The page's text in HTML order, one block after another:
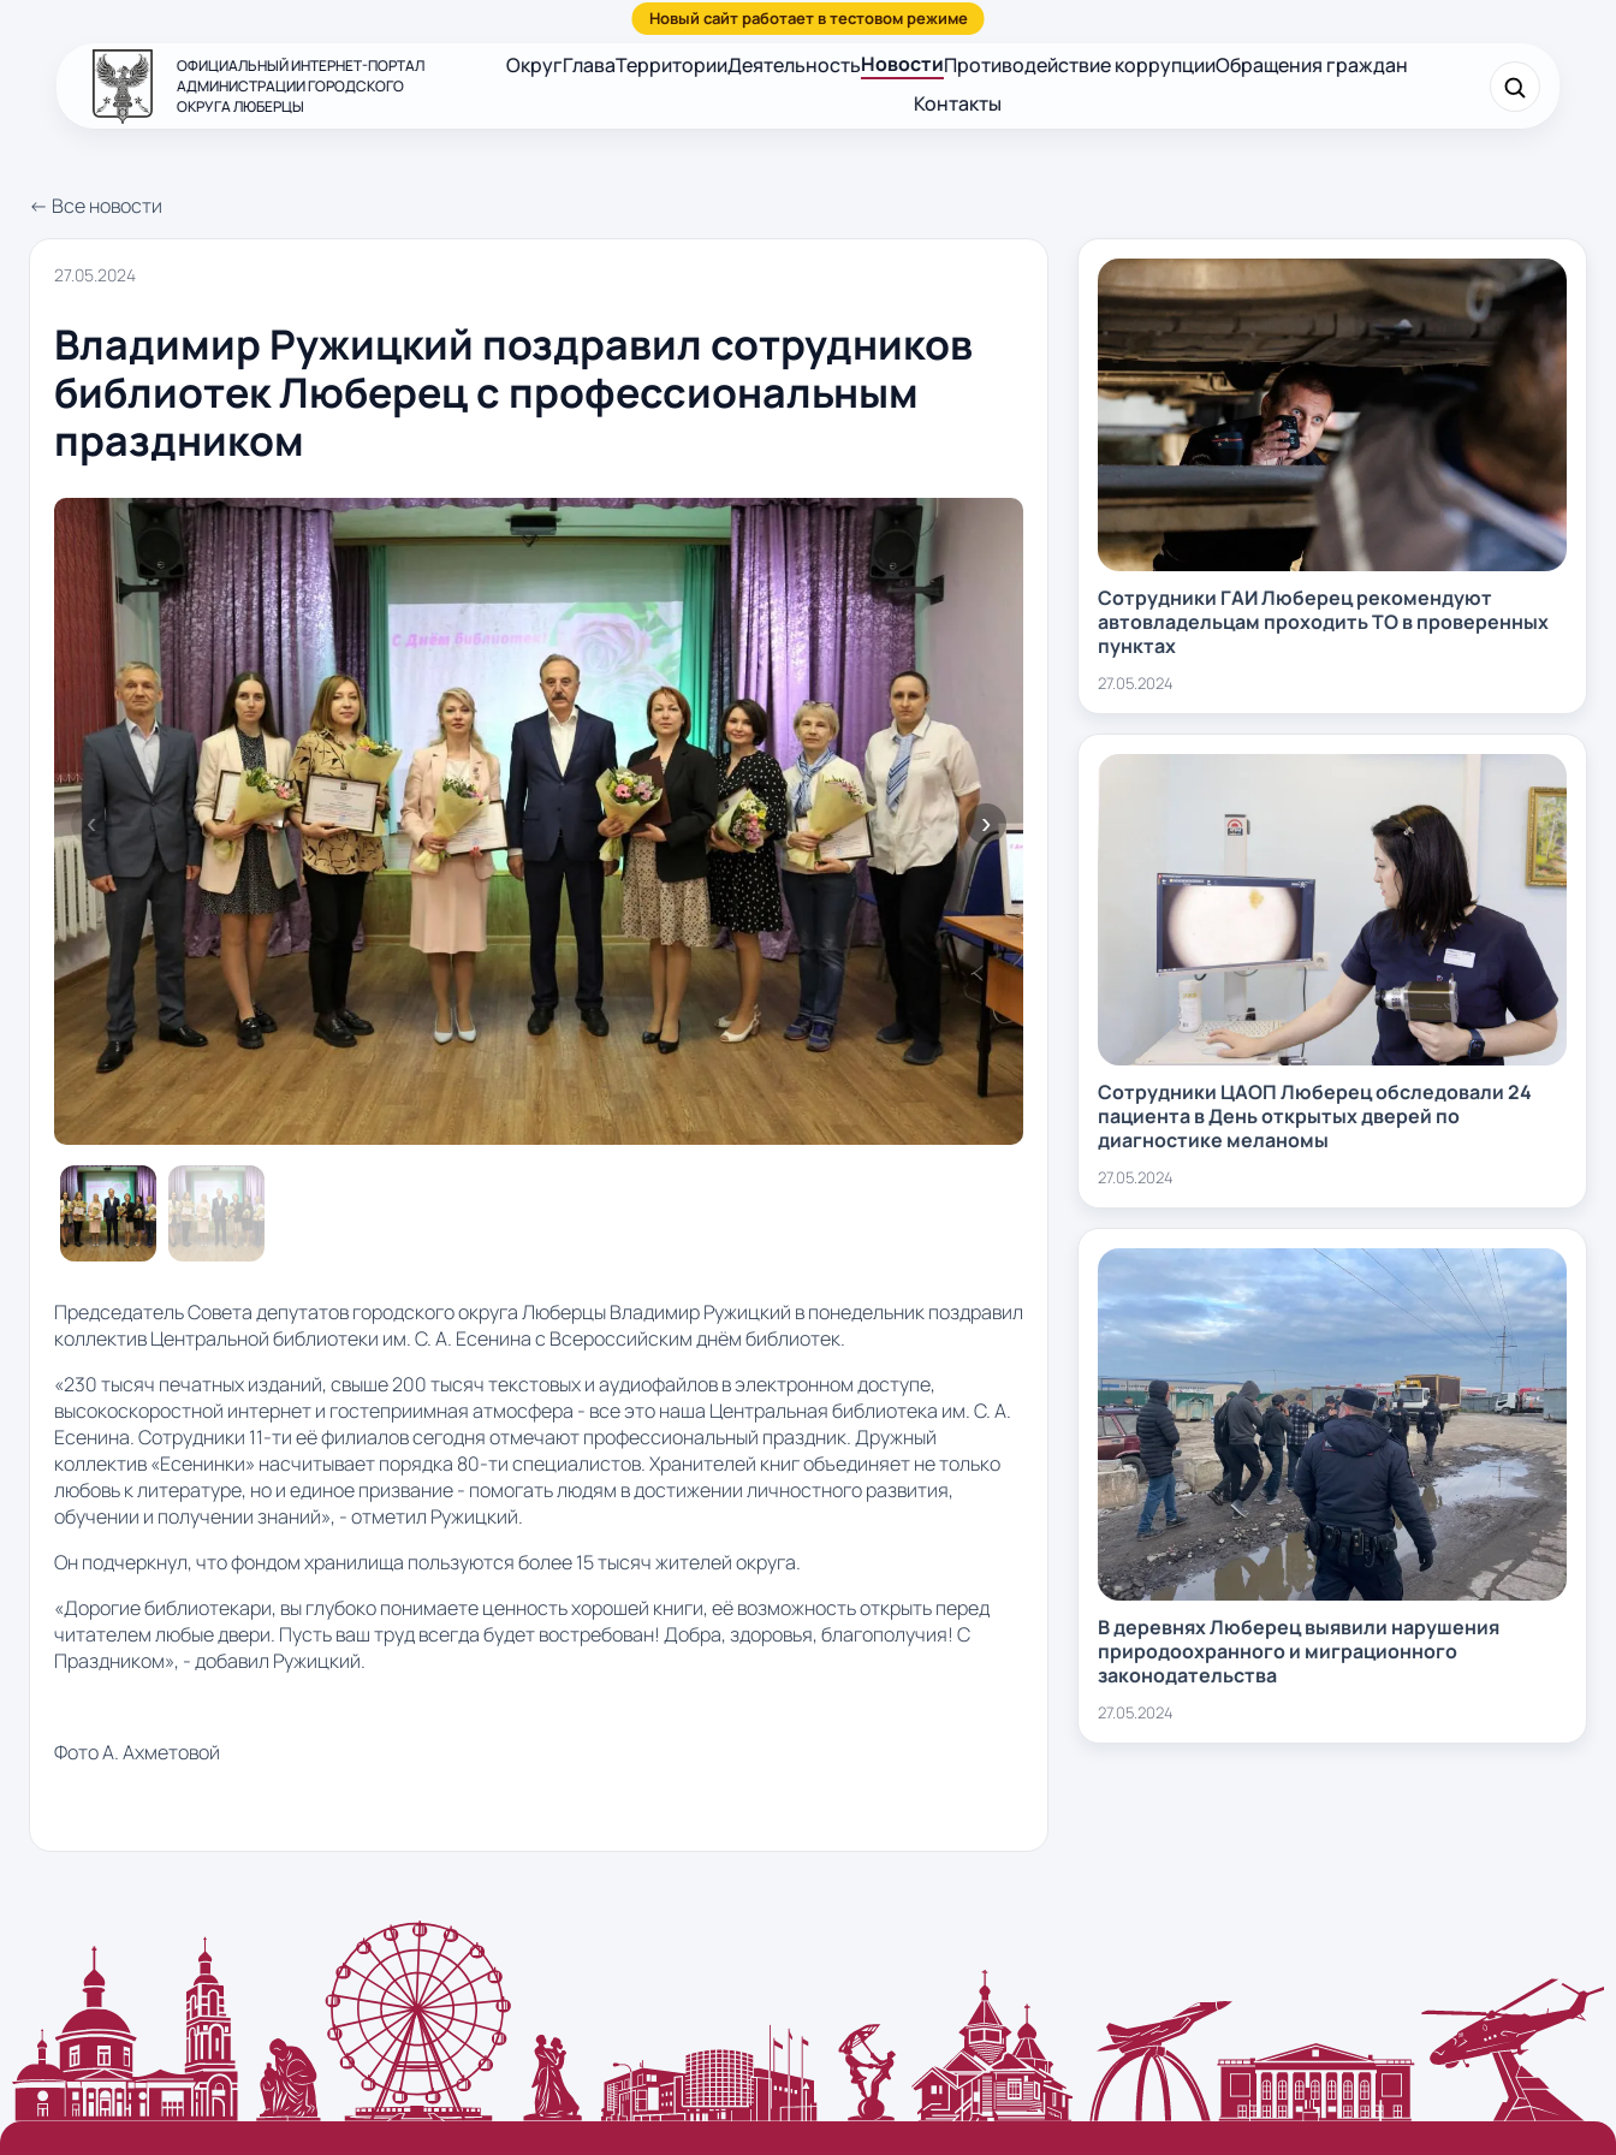
ОФИЦИАЛЬНЫЙ ИНТЕРНЕТ-ПОРТАЛ
АДМИНИСТРАЦИИ ГОРОДСКОГО
ОКРУГА ЛЮБЕРЦЫ
ОкругГлаваТерриторииДеятельностьНовостиПротиводействие коррупцииОбращения граждан
Контакты
← Все новости
27.05.2024
Владимир Ружицкий поздравил сотрудников
библиотек Люберец с профессиональным
праздником
Председатель Совета депутатов городского округа Люберцы Владимир Ружицкий в понедельник поздравил
коллектив Центральной библиотеки им. С. А. Есенина с Всероссийским днём библиотек.
«230 тысяч печатных изданий, свыше 200 тысяч текстовых и аудиофайлов в электронном доступе,
высокоскоростной интернет и гостеприимная атмосфера - все это наша Центральная библиотека им. С. А.
Есенина. Сотрудники 11-ти её филиалов сегодня отмечают профессиональный праздник. Дружный
коллектив «Есенинки» насчитывает порядка 80-ти специалистов. Хранителей книг объединяет не только
любовь к литературе, но и единое призвание - помогать людям в достижении личностного развития,
обучении и получении знаний», - отметил Ружицкий.
Он подчеркнул, что фондом хранилища пользуются более 15 тысяч жителей округа.
«Дорогие библиотекари, вы глубоко понимаете ценность хорошей книги, её возможность открыть перед
читателем любые двери. Пусть ваш труд всегда будет востребован! Добра, здоровья, благополучия! С
Праздником», - добавил Ружицкий.
Фото А. Ахметовой
Сотрудники ГАИ Люберец рекомендуют
автовладельцам проходить ТО в проверенных
пунктах
27.05.2024
Сотрудники ЦАОП Люберец обследовали 24
пациента в День открытых дверей по
диагностике меланомы
27.05.2024
В деревнях Люберец выявили нарушения
природоохранного и миграционного
законодательства
27.05.2024